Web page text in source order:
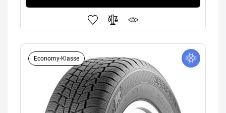
Economy-Klasse